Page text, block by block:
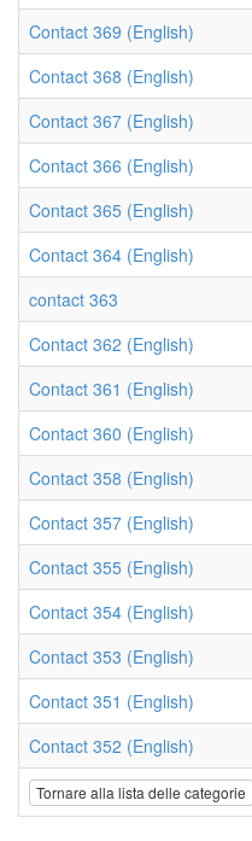
Contact 369 (English)
Contact 368 (English)
Contact 367 (English)
Contact 366 (English)
Contact 365 (English)
Contact 364 (English)
contact 363
Contact 362 (English)
Contact 361 (English)
Contact 360 (English)
Contact 358 (English)
Contact 357 (English)
Contact 355 (English)
Contact 354 (English)
Contact 353 (English)
Contact 351 (English)
Contact 352 (English)
Tornare alla lista delle categorie